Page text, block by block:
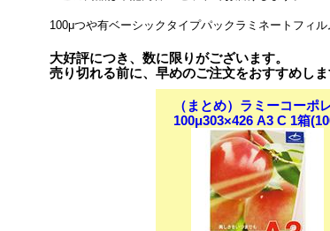
100μつや有ベーシックタイプパックラミネートフィル
大好評につき、数に限りがございます。
売り切れる前に、早めのご注文をおすすめしま
（まとめ）ラミーコーポ
100μ303×426 A3 C 1箱